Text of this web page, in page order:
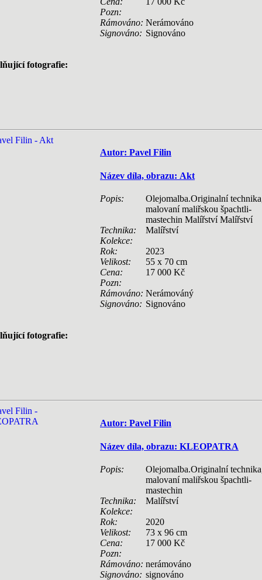
Pozn:
Rámováno: Nerámováno
Signováno: Signováno
fotografie:
Autor: Pavel Filin
Název díla, obrazu: Akt
Popis:
Olejomalba.Originalní
malovaní maliřskou špachtli-
mastechin Malířství Malířství
Technika:
Malířství
Kolekce:
Rok:
2023
Velikost:
55 x 70 cm
Cena:
17 000 Kč
Pozn:
Rámováno: Nerámováný
Signováno: Signováno
fotografie:
Autor: Pavel Filin
Název díla, obrazu: KLEOPATRA
Popis:
Olejomalba.Originalní
malovaní maliřskou špachtli-
mastechin
Technika:
Malířství
Kolekce:
Rok:
2020
Velikost:
73 x 96 cm
Cena:
17 000 Kč
Pozn:
Rámováno: nerámováno
Signováno: signováno